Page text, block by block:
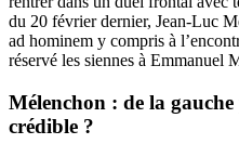
du 20 février dernier, Jean-Luc
ad hominem y compris à
réservé les siennes à Emmanuel
Mélenchon : de la
crédible ?